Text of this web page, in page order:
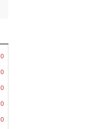
0
0
0
0
0